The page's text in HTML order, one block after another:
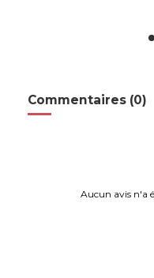
Commentaires (0)
Aucun avis n'a